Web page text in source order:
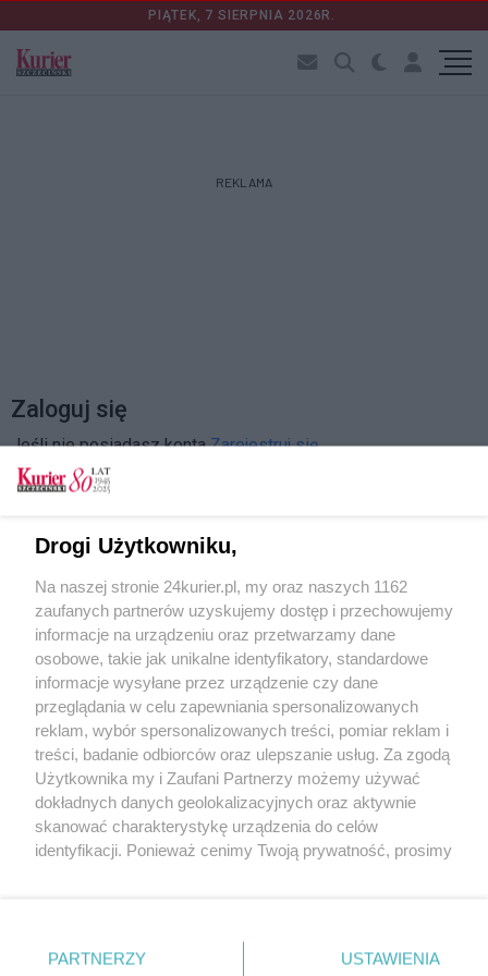
PIĄTEK, 7 SIERPNIA 2026R.
REKLAMA
Zaloguj się
Jeśli nie posiadasz kontaZarejestruj się
Zapamiętać?
Zaloguj
Zapomniałem hasła
Copyright © 2022 Kurier Szczeciński sp. z o.o.
Drogi Użytkowniku,
Na naszej stronie 24kurier.pl, my oraz naszych 1162
zaufanych partnerów uzyskujemy dostęp i przechowujemy
informacje na urządzeniu oraz przetwarzamy dane
osobowe, takie jak unikalne identyfikatory, standardowe
informacje wysyłane przez urządzenie czy dane
przeglądania w celu zapewniania spersonalizowanych
reklam, wybór spersonalizowanych treści, pomiar reklam i
treści, badanie odbiorców oraz ulepszanie usług. Za zgodą
Użytkownika my i Zaufani Partnerzy możemy używać
dokładnych danych geolokalizacyjnych oraz aktywnie
skanować charakterystykę urządzenia do celów
identyfikacji. Ponieważ cenimy Twoją prywatność, prosimy
prywatności znajdujący się w lewym dolnym rogu strony
. Niektóre rodzaje przetwarzania danych nie wymagają
PARTNERZY USTAWIENIA